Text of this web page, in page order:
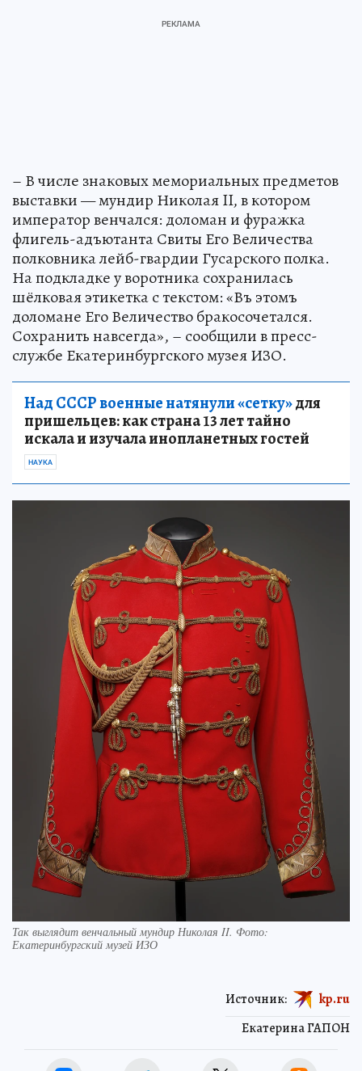
– В числе знаковых мемориальных предметов
выставки — мундир Николая II, в котором
император венчался: доломан и фуражка
флигель-адъютанта Свиты Его Величества
полковника лейб-гвардии Гусарского полка.
На подкладке у воротника сохранилась
шёлковая этикетка с текстом: «Въ этомъ
доломане Его Величество бракосочетался.
Сохранить навсегда», – сообщили в пресс-
службе Екатеринбургского музея ИЗО.
Над СССР военные натянули «сетку»для
пришельцев: как страна 13 лет тайно
искала и изучала инопланетных гостей
НАУКА
Так выглядит венчальный мундир Николая II. Фото:
Екатеринбургский музей ИЗО
Екатерина ГАПОН
Источник: kp.ru